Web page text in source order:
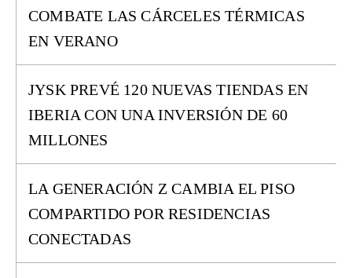
COMBATE LAS CÁRCELES TÉRMICAS
EN VERANO
JYSK PREVÉ 120 NUEVAS TIENDAS EN
IBERIA CON UNA INVERSIÓN DE 60
MILLONES
LA GENERACIÓN Z CAMBIA EL PISO
COMPARTIDO POR RESIDENCIAS
CONECTADAS